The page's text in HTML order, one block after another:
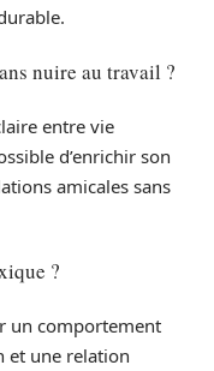
nuire au travail ?
entre vie
d’enrichir son
amicales sans
?
un comportement
et une relation